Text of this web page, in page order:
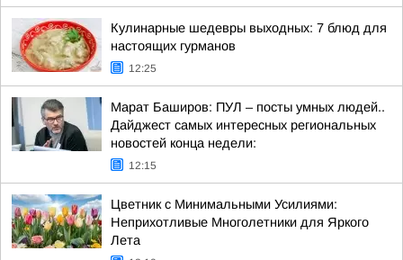
Кулинарные шедевры выходных: 7 блюд для
настоящих гурманов
12:25
Марат Баширов: ПУЛ – посты умных людей..
Дайджест самых интересных региональных
новостей конца недели:
12:15
Цветник с Минимальными Усилиями:
Неприхотливые Многолетники для Яркого
Лета